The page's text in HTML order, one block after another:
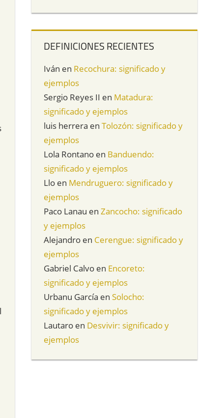
DEFINICIONES RECIENTES
Iván en Recochura: significado y
ejemplos
Sergio Reyes II en Matadura:
significado y ejemplos
luis herrera enTolozón: significado y
ejemplos
Lola Rontano en Banduendo:
significado y ejemplos
Llo en Mendruguero: significado y
ejemplos
Paco Lanau enZancocho: significado
y ejemplos
Alejandro en Cerengue: significado y
ejemplos
Gabriel Calvo en Encoreto:
significado y ejemplos
Urbanu García enSolocho:
significado y ejemplos
Lautaro en Desvivir: significado y
ejemplos